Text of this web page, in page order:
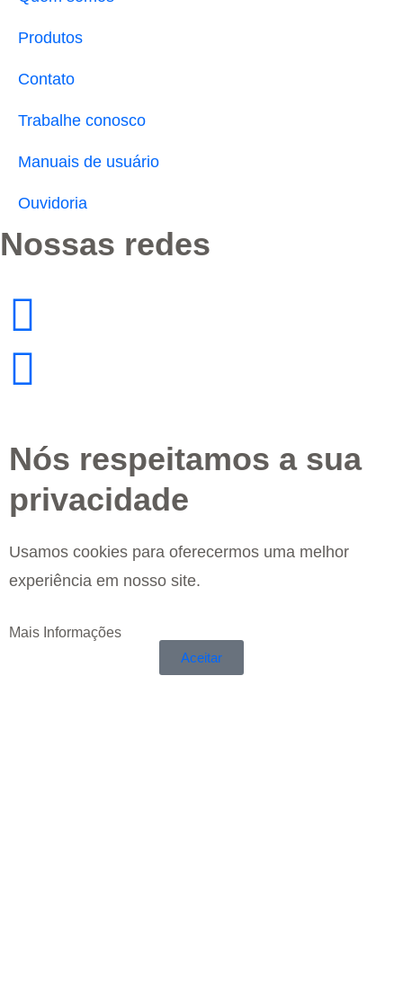
Produtos
Contato
Trabalhe conosco
Manuais de usuário
Ouvidoria
Nossas redes
Nós respeitamos a sua
privacidade
Usamos cookies para oferecermos uma melhor
experiência em nosso site.
Mais Informações
Aceitar